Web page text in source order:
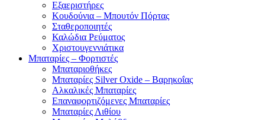
Εξαεριστήρες
Κουδούνια – Μπουτόν Πόρτας
Σταθεροποιητές
Καλώδια Ρεύματος
Χριστουγεννιάτικα
Μπαταρίες – Φορτιστές
Μπαταριοθήκες
Μπαταρίες Silver Oxide – Βαρηκοΐας
Αλκαλικές Μπαταρίες
Επαναφορτιζόμενες Μπαταρίες
Μπαταρίες Λιθίου